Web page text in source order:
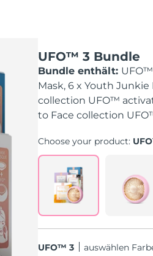
UFO™ 3 Bundle
Bundle enthält: UFO™
Mask, 6 x Youth Junkie
collection UFO™
to Face collection
Choose your product:
UFO™ 3 Auswählen